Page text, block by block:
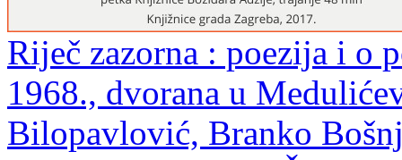
Riječ zazorna : poezija i o
1968., dvorana u
Bilopavlović, Branko